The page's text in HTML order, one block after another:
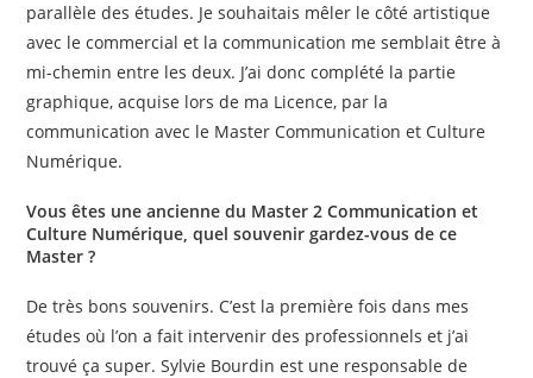
parallèle des études. Je souhaitais mêler le côté artistique
avec le commercial et la communication me semblait être à
mi-chemin entre les deux. J’ai donc complété la partie
graphique, acquise lors de ma Licence, par la
communication avec le Master Communication et Culture
Numérique.
Vous êtes une ancienne du Master 2 Communication et
Culture Numérique, quel souvenir gardez-vous de ce
Master ?
De très bons souvenirs. C’est la première fois dans mes
études où l’on a fait intervenir des professionnels et j’ai
trouvé ça super. Sylvie Bourdin est une responsable de